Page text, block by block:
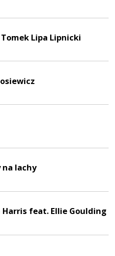
Lipa Lipnicki
na lachy
Harris feat. Ellie Goulding